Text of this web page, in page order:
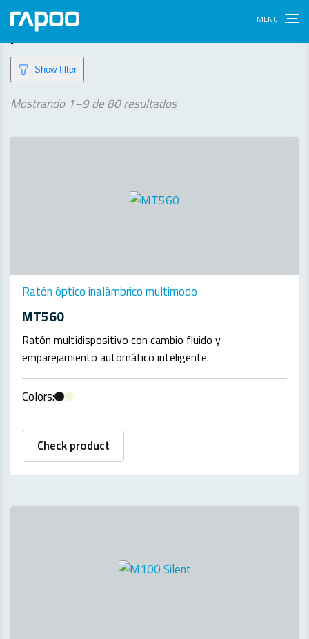
products
Show filter
Mostrando 1–9 de 80 resultadosOrdenado
los
Ratón óptico inalámbrico multimodo
MT560
Ratón multidispositivo con cambio fluido y
emparejamiento automático inteligente.
Colors:
Check product